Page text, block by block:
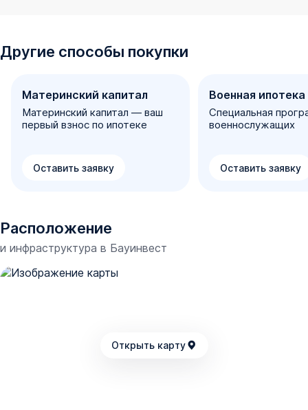
Другие способы покупки
Материнский капитал
Материнский капитал — ваш
первый взнос по ипотеке
Оставить заявку
Военная ипотека
Специальная
военнослужащих
Оставить заявку
Расположение
и инфраструктура в Бауинвест
Открыть карту